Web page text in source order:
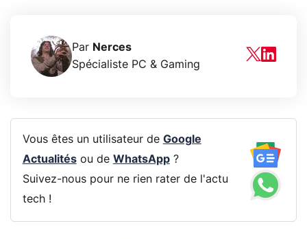
Par Nerces
Spécialiste PC & Gaming
Vous êtes un utilisateur de Google
Actualitésou de WhatsApp?
Suivez-nous pour ne rien rater de l'actu
tech !